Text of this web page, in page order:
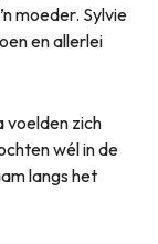
moeder. Sylvie
en allerlei
voelden zich
wél in de
langs het